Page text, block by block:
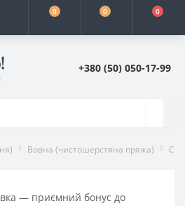
0 0 0
+380 (50) 050-17-99
Вовна (чистошерстяна пряжа)